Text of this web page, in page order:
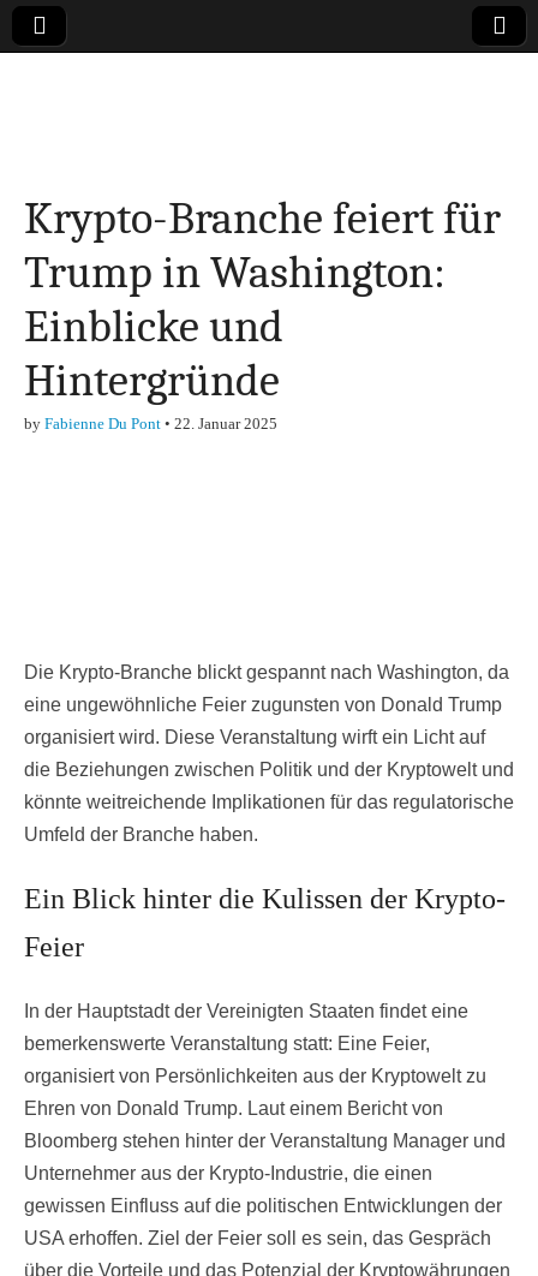
Finanzen,
Marketing-, Vertrieb-
& Investment-Tipps
Krypto-Branche feiert für
Trump in Washington:
Einblicke und
Hintergründe
by Fabienne Du Pont • 22. Januar 2025
Die Krypto-Branche blickt gespannt nach Washington, da
eine ungewöhnliche Feier zugunsten von Donald Trump
organisiert wird. Diese Veranstaltung wirft ein Licht auf
die Beziehungen zwischen Politik und der Kryptowelt und
könnte weitreichende Implikationen für das regulatorische
Umfeld der Branche haben.
Ein Blick hinter die Kulissen der Krypto-
Feier
In der Hauptstadt der Vereinigten Staaten findet eine
bemerkenswerte Veranstaltung statt: Eine Feier,
organisiert von Persönlichkeiten aus der Kryptowelt zu
Ehren von Donald Trump. Laut einem Bericht von
Bloomberg stehen hinter der Veranstaltung Manager und
Unternehmer aus der Krypto-Industrie, die einen
gewissen Einfluss auf die politischen Entwicklungen der
USA erhoffen. Ziel der Feier soll es sein, das Gespräch
über die Vorteile und das Potenzial der Kryptowährungen